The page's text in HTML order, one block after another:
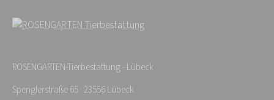
ROSENGARTEN-Tierbestattung - Lübeck
Spenglerstraße 65 · 23556 Lübeck